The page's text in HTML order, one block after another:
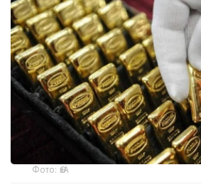
Фото: ӨзА